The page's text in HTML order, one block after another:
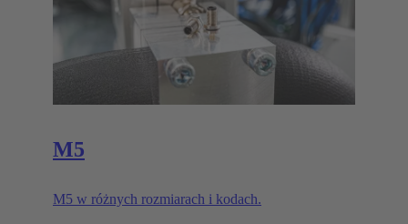
M5
M5 w różnych rozmiarach i kodach.